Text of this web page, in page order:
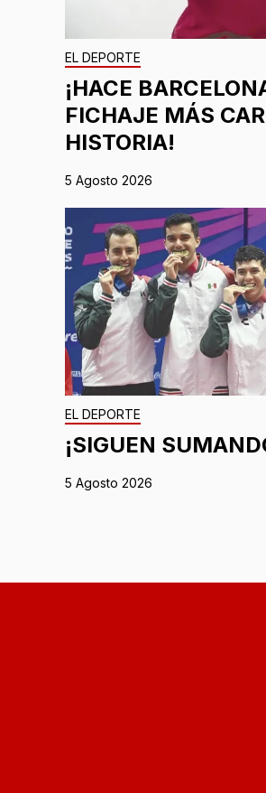
EL DEPORTE
¡HACE
FICHAJE MÁS
HISTORIA!
5 Agosto 2026
EL DEPORTE
¡SIGUEN
5 Agosto 2026